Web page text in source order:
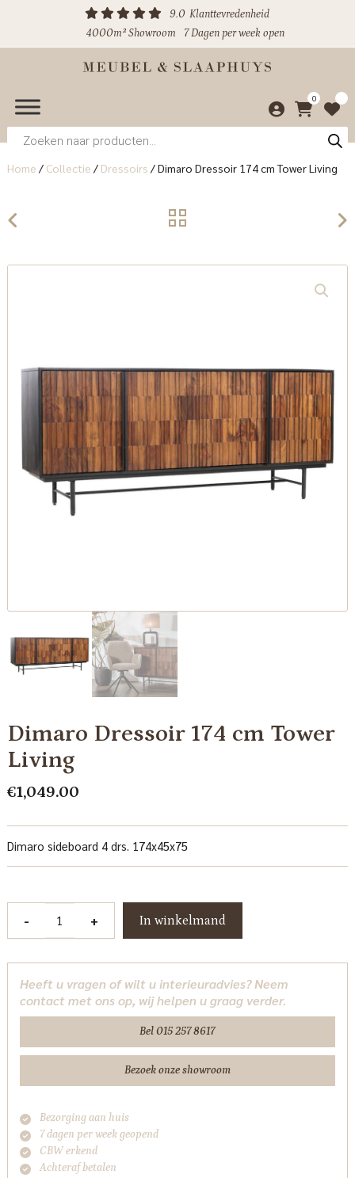
9.0 Klanttevredenheid
4000m² Showroom
7 Dagen per week open
0
Producten
zoeken
Home / Collectie / Dressoirs /Dimaro Dressoir 174 cm Tower Living
Dimaro Dressoir 174 cm Tower
Living
€1,049.00
Dimaro sideboard 4 drs. 174x45x75
-
cm
Tower
Living
+ In winkelmand
Heeft u vragen of wilt u interieuradvies? Neem
contact met ons op, wij helpen u graag verder.
Bel 015 257 8617
Bezoek onze showroom
Bezorging aan huis
7 dagen per week geopend
CBW erkend
Achteraf betalen